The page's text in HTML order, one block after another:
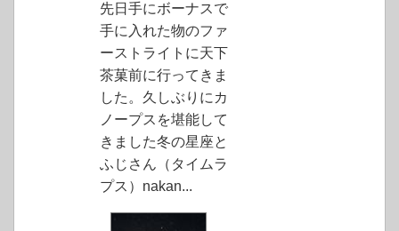
先日手にボーナスで
手に入れた物のファ
ーストライトに天下
茶菓前に行ってきま
した。久しぶりにカ
ノープスを堪能して
きました冬の星座と
ふじさん（タイムラ
プス）nakan...